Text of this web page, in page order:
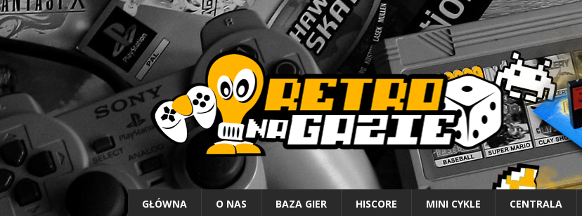
GŁÓWNA O NAS BAZA GIER HISCORE MINI CYKLE CENTRALA